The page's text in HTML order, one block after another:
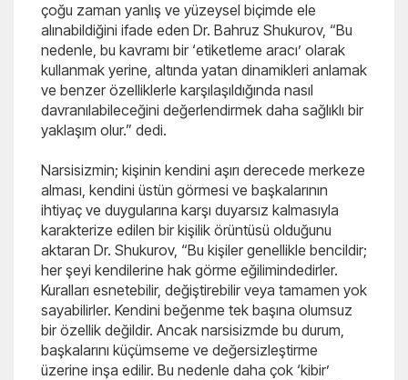
çoğu zaman yanlış ve yüzeysel biçimde ele
alınabildiğini ifade eden Dr. Bahruz Shukurov, “Bu
nedenle, bu kavramı bir ‘etiketleme aracı’ olarak
kullanmak yerine, altında yatan dinamikleri anlamak
ve benzer özelliklerle karşılaşıldığında nasıl
davranılabileceğini değerlendirmek daha sağlıklı bir
yaklaşım olur.” dedi.
Narsisizmin; kişinin kendini aşırı derecede merkeze
alması, kendini üstün görmesi ve başkalarının
ihtiyaç ve duygularına karşı duyarsız kalmasıyla
karakterize edilen bir kişilik örüntüsü olduğunu
aktaran Dr. Shukurov, “Bu kişiler genellikle bencildir;
her şeyi kendilerine hak görme eğilimindedirler.
Kuralları esnetebilir, değiştirebilir veya tamamen yok
sayabilirler. Kendini beğenme tek başına olumsuz
bir özellik değildir. Ancak narsisizmde bu durum,
başkalarını küçümseme ve değersizleştirme
üzerine inşa edilir. Bu nedenle daha çok ‘kibir’